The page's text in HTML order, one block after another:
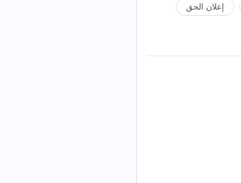
إعلان الحق